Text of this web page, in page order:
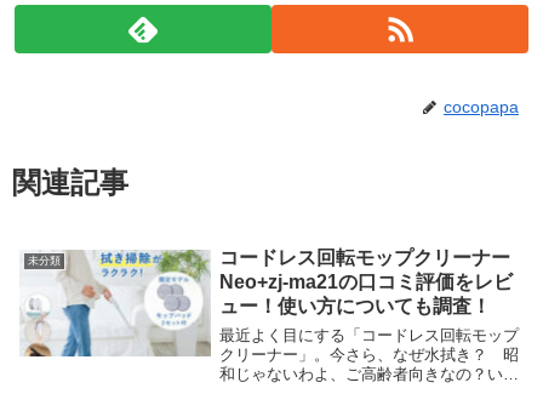
cocopapa
関連記事
未分類
コードレス回転モップクリーナー
Neo+zj-ma21の口コミ評価をレビ
ュー！使い方についても調査！
最近よく目にする「コードレス回転モップ
クリーナー」。今さら、なぜ水拭き？ 昭
和じゃないわよ、ご高齢者向きなの？いえ